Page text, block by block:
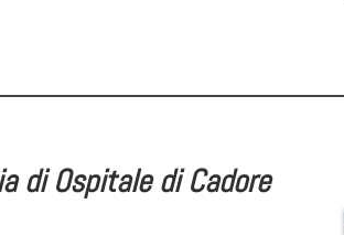
di Ospitale di Cadore